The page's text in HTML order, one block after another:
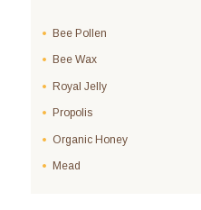
Bee Pollen
Bee Wax
Royal Jelly
Propolis
Organic Honey
Mead